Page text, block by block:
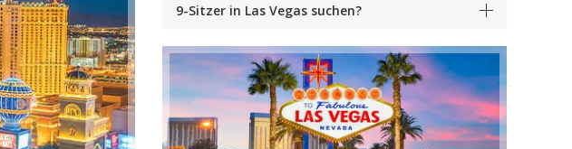
9-Sitzer in Las Vegas suchen?